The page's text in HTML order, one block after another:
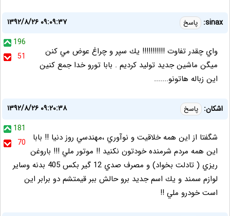
sinax: پاسخ
۱۳۹۲/۸/۲۶ ۰۹:۰۹:۳۷
196
51
واي چقدر تفاوت !!!!!!!!!!! يك سپر و چراغ عوض مي كنن
ميگن ماشين جديد توليد كرديم . بابا تورو خدا جمع كنين
اين زباله هاتونو.......
اشكان: پاسخ
۱۳۹۲/۸/۲۶ ۰۹:۲۰:۳۸
181
70
شگفتا از اين همه خلاقيت و نوآوري ،‌مهندسي روز دنيا !! بابا
اين همه مردم شرمنده خودتون نكنيد !! موتور ملي !!! باروغن
ريزي ( تادلت بخواد) و مصرف صدي 12 گير بكس 405 بدنه وساير
لوازم سمند و يك اسم جديد برو حالش ببر قيمتشم دو برابر اين
است خودرو ملي !!